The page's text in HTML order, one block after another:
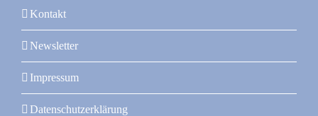
Kontakt
Newsletter
Impressum
Datenschutzerklärung